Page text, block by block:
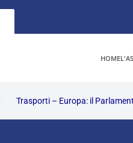
HOME
Trasporti – Europa: il